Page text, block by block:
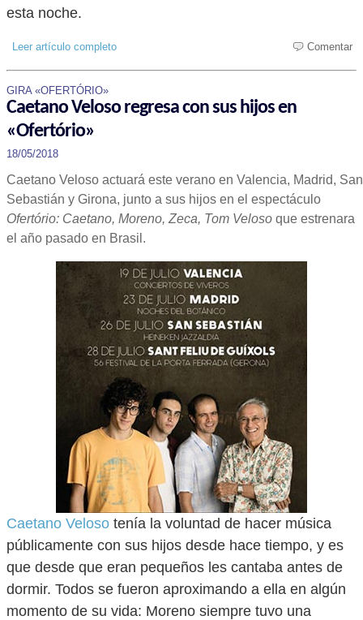
esta noche.
Leer artículo completo Comentar
GIRA «OFERTÓRIO»
Caetano Veloso regresa con sus hijos en
«Ofertório»
18/05/2018
Caetano Veloso actuará este verano en Valencia, Madrid, San
Sebastián y Girona, junto a sus hijos en el espectáculo
Ofertório: Caetano, Moreno, Zeca, Tom Veloso que estrenara
el año pasado en Brasil.
Caetano Veloso tenía la voluntad de hacer música
públicamente con sus hijos desde hace tiempo, y es
que desde que eran pequeños les cantaba antes de
dormir. Todos se fueron aproximando a ella en algún
momento de su vida: Moreno siempre tuvo una